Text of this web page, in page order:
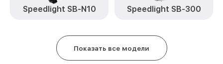
Speedlight SB-N10 Speedlight SB-300
Показать все модели